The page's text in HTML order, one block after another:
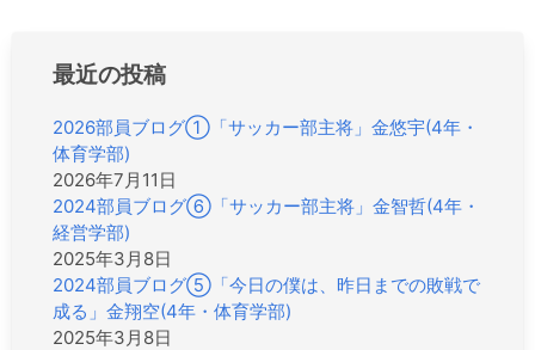
最近の投稿
2026部員ブログ①「サッカー部主将」金悠宇(4年・
体育学部)
2026年7月11日
2024部員ブログ⑥「サッカー部主将」金智哲(4年・
経営学部)
2025年3月8日
2024部員ブログ⑤「今日の僕は、昨日までの敗戦で
成る」金翔空(4年・体育学部)
2025年3月8日